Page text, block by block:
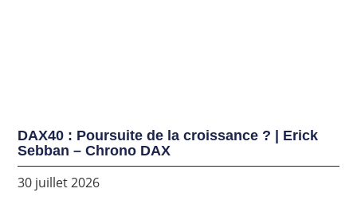
DAX40 : Poursuite de la croissance ? | Erick
Sebban – Chrono DAX
30 juillet 2026